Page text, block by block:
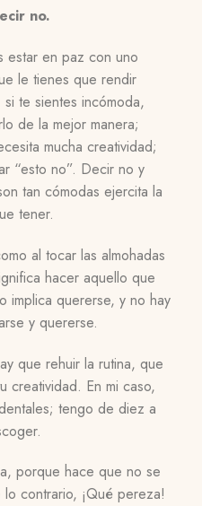
no.
estar en paz con uno
le tienes que rendir
te sientes incómoda,
de la mejor manera;
mucha creatividad;
“esto no”. Decir no y
tan cómodas ejercita la
tener.
al tocar las almohadas
hacer aquello que
implica quererse, y no hay
y quererse.
que rehuir la rutina, que
creatividad. En mi caso,
tengo de diez a
porque hace que no se
contrario, ¡Qué pereza!